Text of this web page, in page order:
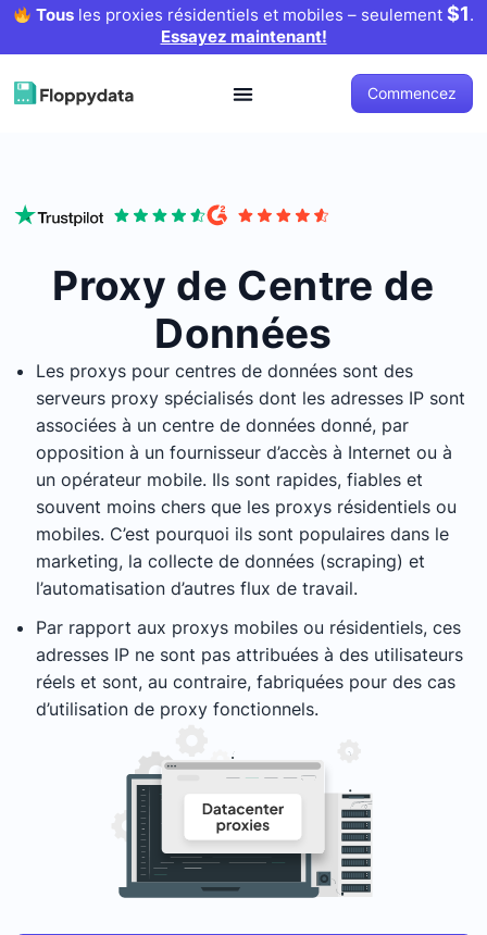
Tous les proxies résidentiels et mobiles – seulement$1.
Essayez maintenant!
Commencez
Proxy de Centre de
Données
Les proxys pour centres de données sont des
serveurs proxy spécialisés dont les adresses IP sont
associées à un centre de données donné, par
opposition à un fournisseur d’accès à Internet ou à
un opérateur mobile. Ils sont rapides, fiables et
souvent moins chers que les proxys résidentiels ou
mobiles. C’est pourquoi ils sont populaires dans le
marketing, la collecte de données (scraping) et
l’automatisation d’autres flux de travail.
Par rapport aux proxys mobiles ou résidentiels, ces
adresses IP ne sont pas attribuées à des utilisateurs
réels et sont, au contraire, fabriquées pour des cas
d’utilisation de proxy fonctionnels.